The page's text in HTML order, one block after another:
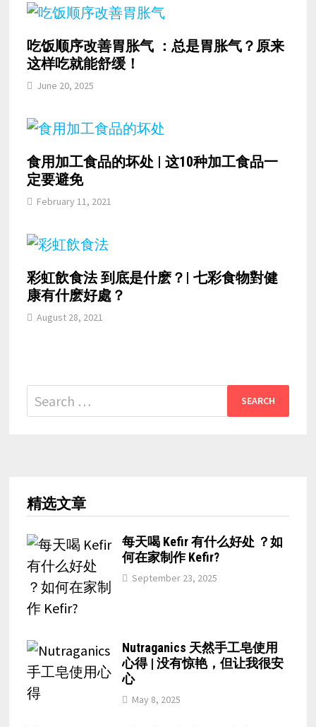
吃饭顺序改善胃胀气 ：总是胃胀气？原来
这样吃就能舒缓！
June 20, 2025
食用加工食品的坏处 | 这10种加工食品一
定要避免
February 11, 2021
彩虹飲食法 到底是什麽？| 七彩食物對健
康有什麽好處？
August 28, 2021
Search
for:
精选文章
每天喝 Kefir 有什么好处 ？如
何在家制作 Kefir?
September 23, 2025
Nutraganics 天然手工皂使用
心得 | 没有惊艳，但让我很安
心
May 8, 2025